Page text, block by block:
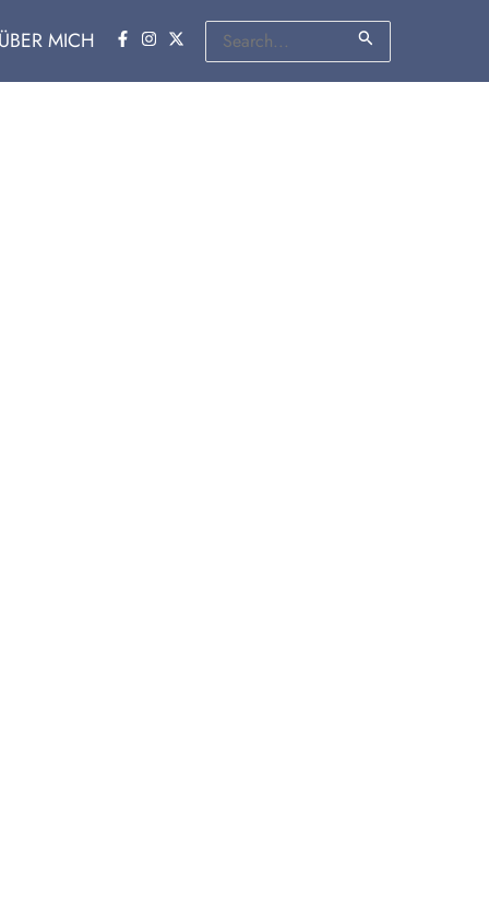
ÜBER MICH
Suchen
nach: